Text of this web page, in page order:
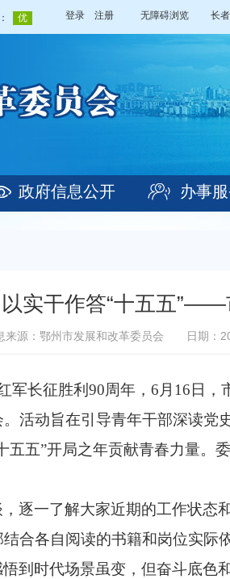
登录 注册 无障碍浏览 长
政府信息公开 办事
实干作答“十五五
来源：鄂州市发展和改革委员会 日期：
长征胜利90周年，6月16日
活动旨在引导青年干部深读
五”开局之年贡献青春力量。
一了解大家近期的工作状态
合各自阅读的书籍和岗位实
到时代场景虽变，但奋斗底色